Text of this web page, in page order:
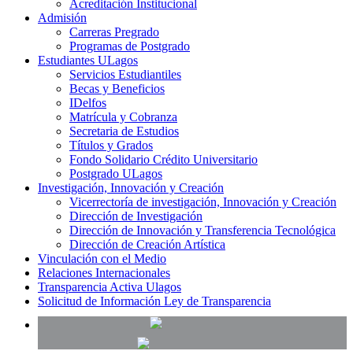
Acreditación Institucional
Admisión
Carreras Pregrado
Programas de Postgrado
Estudiantes ULagos
Servicios Estudiantiles
Becas y Beneficios
IDelfos
Matrícula y Cobranza
Secretaria de Estudios
Títulos y Grados
Fondo Solidario Crédito Universitario
Postgrado ULagos
Investigación, Innovación y Creación
Vicerrectoría de investigación, Innovación y Creación
Dirección de Investigación
Dirección de Innovación y Transferencia Tecnológica
Dirección de Creación Artística
Vinculación con el Medio
Relaciones Internacionales
Transparencia Activa Ulagos
Solicitud de Información Ley de Transparencia